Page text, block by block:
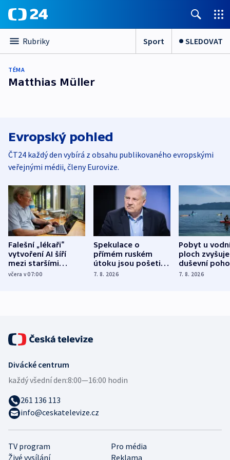
Rubriky Sport SLEDOVAT
TÉMA
Matthias Müller
Evropský pohled
ČT24 každý den vybírá z obsahu publikovaného evropskými
veřejnými médii, členy Eurovize.
Falešní „lékaři“
vytvoření AI šíří
mezi staršími
Poláky nebezpečné
včera v 07:00
Spekulace o
přímém ruském
útoku jsou pošetilé,
míní estonský
7. 8. 2026
Pobyt u
ploch zvyšuje
duševní
ukázala
7. 8. 2026
TV program
Pro média
Živé vysílání
Reklama
Divácké centrum
každý všední den:8:00—16:00 hodin
261 136 113
info@ceskatelevize.cz